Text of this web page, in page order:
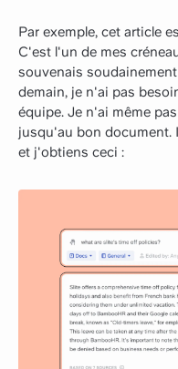
Par exemple, cet article
C'est l'un de mes
souvenais
demain, je n'ai pas
équipe. Je n'ai même
jusqu'au bon document.
et j'obtiens ceci :